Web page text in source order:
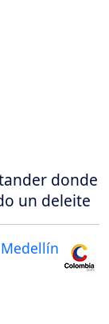
donde
un deleite